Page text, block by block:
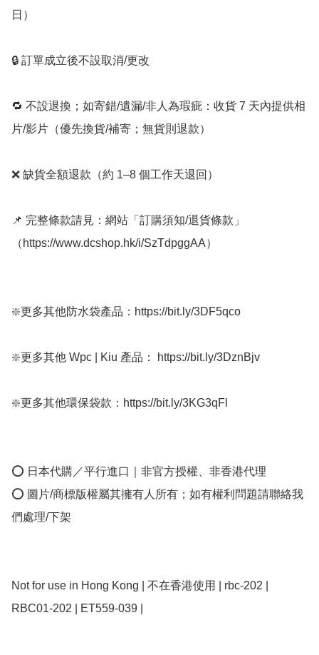
日）
🔒 訂單成立後不設取消/更改
🔁 不設退換；如寄錯/遺漏/非人為瑕疵：收貨 7 天內提供相
片/影片（優先換貨/補寄；無貨則退款）
❌ 缺貨全額退款（約 1–8 個工作天退回）
📌 完整條款請見：網站「訂購須知/退貨條款」
（https://www.dcshop.hk/i/SzTdpggAA）
❇️更多其他防水袋產品：https://bit.ly/3DF5qco
❇️更多其他 Wpc | Kiu 產品： https://bit.ly/3DznBjv
❇️更多其他環保袋款：https://bit.ly/3KG3qFl
⭕ 日本代購／平行進口｜非官方授權、非香港代理
⭕ 圖片/商標版權屬其擁有人所有；如有權利問題請聯絡我
們處理/下架
Not for use in Hong Kong | 不在香港使用 | rbc-202 |
RBC01-202 | ET559-039 |